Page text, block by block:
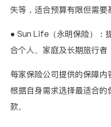
失等，适合预算有限但需要
● Sun Life （永明保险）
合个人、家庭及长期旅行者
每家保险公司提供的保障
根据自身需求选择最适合
款。